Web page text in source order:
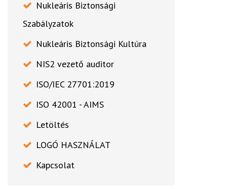
Nukleáris Biztonsági
Szabályzatok
Nukleáris Biztonsági Kultúra
NIS2 vezető auditor
ISO/IEC 27701:2019
ISO 42001 - AIMS
Letöltés
LOGÓ HASZNÁLAT
Kapcsolat